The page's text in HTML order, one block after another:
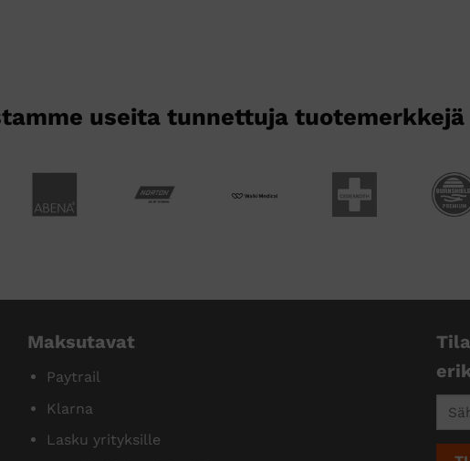
useita tunnettuja tuotemerkkejä
Maksutavat
Paytrail
Klarna
Lasku yrityksille